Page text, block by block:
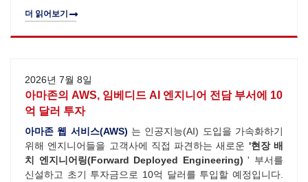
더 읽어보기
2026년 7월 8일
아마존의 AWS, 임베디드 AI 엔지니어 전담 부서에 10
억 달러 투자
아마존 웹 서비스(AWS) 는 인공지능(AI) 도입을 가속화하기
위해 엔지니어들을 고객사에 직접 파견하는 새로운 '현장 배
치 엔지니어링(Forward Deployed Engineering) ' 부서를
신설하고 초기 투자금으로 10억 달러를 투입할 예정입니다.